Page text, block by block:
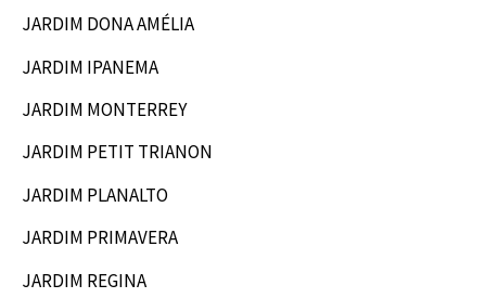
JARDIM DONA AMÉLIA
JARDIM IPANEMA
JARDIM MONTERREY
JARDIM PETIT TRIANON
JARDIM PLANALTO
JARDIM PRIMAVERA
JARDIM REGINA